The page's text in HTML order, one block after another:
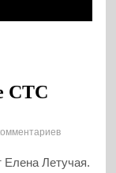
СТС
Летучая.